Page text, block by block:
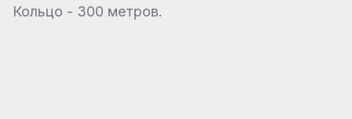
Кольцо - 300 метров.